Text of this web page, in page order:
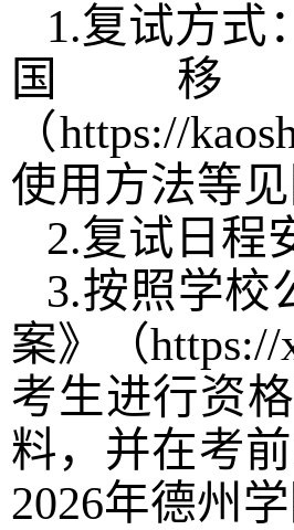
1.复试方式
国
（https://
使用方法等
2.复试日程
3.按照学校
案》（https://
考生进行资
料，并在考
2026年德州